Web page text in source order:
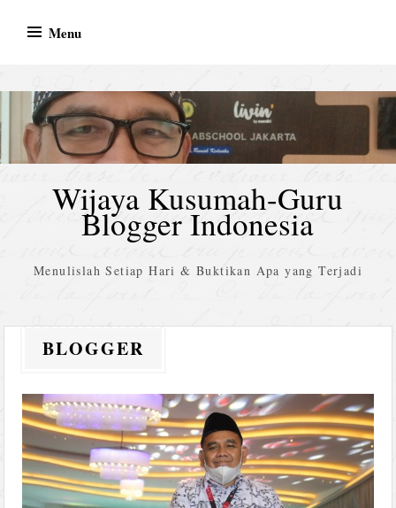
Menu
Wijaya Kusumah-Guru
Blogger Indonesia
Menulislah Setiap Hari & Buktikan Apa yang Terjadi
BLOGGER